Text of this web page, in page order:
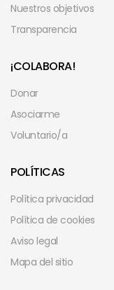
Nuestros objetivos
Transparencia
¡COLABORA!
Donar
Asociarme
Voluntario/a
POLÍTICAS
Política privacidad
Política de cookies
Aviso legal
Mapa del sitio